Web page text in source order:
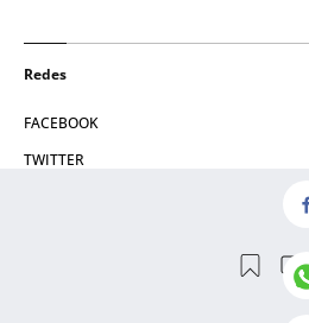
Redes
FACEBOOK
TWITTER